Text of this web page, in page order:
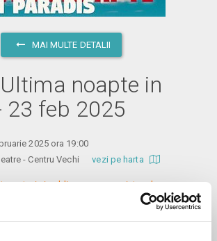
MAI MULTE DETALII
noapte in
23 feb 2025
2025 ora 19:00
- Centru Vechivezi pe harta
actori si public avem rugamintea de a va
30 de minute inainte de inceperea spectacolului.